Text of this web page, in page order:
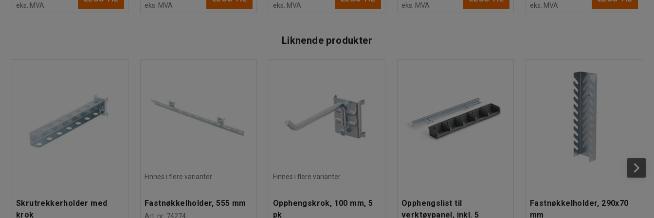
eks. MVA eks. MVA eks. MVA eks. MVA eks. MVA
Liknende produkter
Skrutrekkerholder med
krok
Finnes i flere varianter
Fastnøkkelholder, 555 mm
Art. nr: 74274
Finnes i flere varianter
Opphengskrok, 100 mm, 5
pk
Opphengslist til
verktøypanel, inkl. 5
Fastnøkkelholder, 290x70
mm